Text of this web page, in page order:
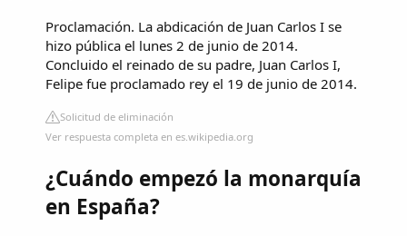
Proclamación. La abdicación de Juan Carlos I se
hizo pública el lunes 2 de junio de 2014.
Concluido el reinado de su padre, Juan Carlos I,
Felipe fue proclamado rey el 19 de junio de 2014.
Solicitud de eliminación
Ver respuesta completa en es.wikipedia.org
¿Cuándo empezó la monarquía
en España?